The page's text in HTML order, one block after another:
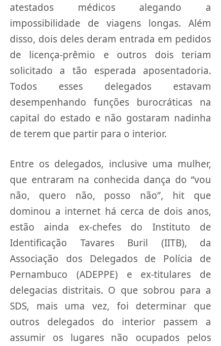
atestados médicos alegando a
impossibilidade de viagens longas. Além
disso, dois deles deram entrada em pedidos
de licença-prêmio e outros dois teriam
solicitado a tão esperada aposentadoria.
Todos esses delegados estavam
desempenhando funções burocráticas na
capital do estado e não gostaram nadinha
de terem que partir para o interior.
Entre os delegados, inclusive uma mulher,
que entraram na conhecida dança do “vou
não, quero não, posso não”, hit que
dominou a internet há cerca de dois anos,
estão ainda ex-chefes do Instituto de
Identificação Tavares Buril (IITB), da
Associação dos Delegados de Polícia de
Pernambuco (ADEPPE) e ex-titulares de
delegacias distritais. O que sobrou para a
SDS, mais uma vez, foi determinar que
outros delegados do interior passem a
assumir os lugares não ocupados pelos